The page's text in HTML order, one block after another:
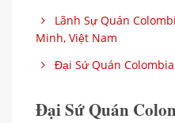
Lãnh Sự Quán
Minh, Việt Nam
Đại Sứ Quán
Đại Sứ Quán